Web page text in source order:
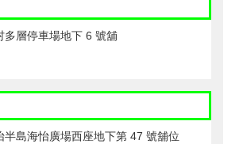
多層停車場地下 6 號舖
半島海怡廣場西座地下第 47 號舖位